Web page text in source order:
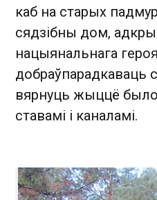
каб на старых
сядзібны дом,
нацыянальнага
добраўпарадкаваць
вярнуць жыццё
ставамі і каналамі.